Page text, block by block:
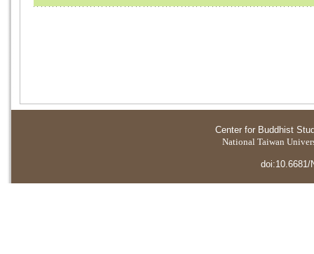
Center for Buddhist
National Taiwan
doi:10.6681/